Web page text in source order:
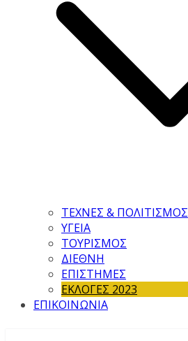
ΤΕΧΝΕΣ & ΠΟΛΙΤΙΣΜΟΣ
ΥΓΕΙΑ
ΤΟΥΡΙΣΜΟΣ
ΔΙΕΘΝΗ
ΕΠΙΣΤΗΜΕΣ
ΕΚΛΟΓΕΣ 2023
ΕΠΙΚΟΙΝΩΝΙΑ